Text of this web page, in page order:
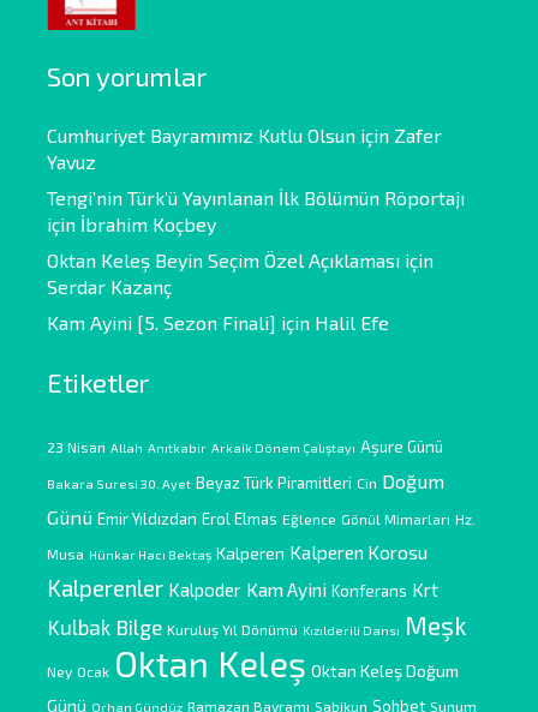
Son yorumlar
Cumhuriyet Bayramımız Kutlu Olsun için Zafer
Yavuz
Tengi’nin Türk’ü Yayınlanan İlk Bölümün Röportajı
için İbrahim Koçbey
Oktan Keleş Beyin Seçim Özel Açıklaması için
Serdar Kazanç
Kam Ayini [5. Sezon Finali] için Halil Efe
Etiketler
23 Nisan Allah Anıtkabir Arkaik Dönem Çalıştayı Aşure Günü
Bakara Suresi 30. Ayet Beyaz Türk Piramitleri Cin Doğum
Günü Emir Yıldızdan Erol Elmas Eğlence Gönül Mimarları Hz.
Musa Hünkar Hacı Bektaş Kalperen Kalperen Korosu
Kalperenler Kalpoder Kam Ayini Konferans Krt
Kulbak Bilge Kuruluş Yıl Dönümü Kızılderili Dansı Meşk
Ney Ocak Oktan Keleş Oktan Keleş Doğum
Günü Orhan Gündüz Ramazan Bayramı Sabikun Sohbet Sunum